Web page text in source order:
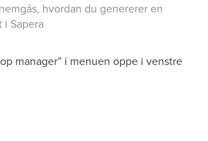
hvordan du genererer en
Sapera
manager” i menuen oppe i venstre